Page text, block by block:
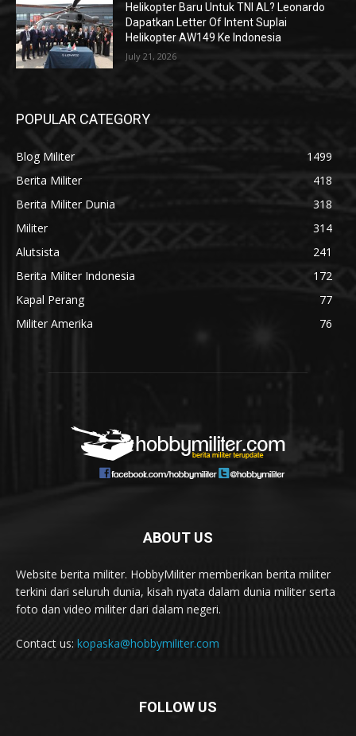
Helikopter Baru Untuk TNI AL? Leonardo
Dapatkan Letter Of Intent Suplai
Helikopter AW149 Ke Indonesia
July 21, 2026
POPULAR CATEGORY
Blog Militer
1499
Berita Militer
418
Berita Militer Dunia
318
Militer
314
Alutsista
241
Berita Militer Indonesia
172
Kapal Perang
77
Militer Amerika
76
ABOUT US
Website berita militer. HobbyMiliter memberikan berita militer
terkini dari seluruh dunia, kisah nyata dalam dunia militer serta
foto dan video militer dari dalam negeri.
Contact us: kopaska@hobbymiliter.com
FOLLOW US